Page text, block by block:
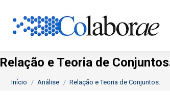
Relação e Teoria de
Você está aqui:
Início Análise Relação e Teoria de Conjuntos.